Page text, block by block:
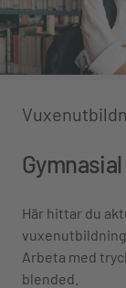
Här hittar du
Arbeta med
blended.